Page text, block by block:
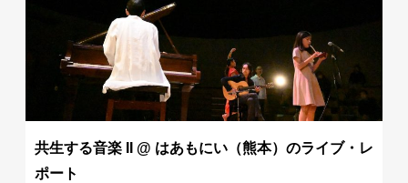
共生する音楽 II @ はあもにい（熊本）のライブ・レ
ポート